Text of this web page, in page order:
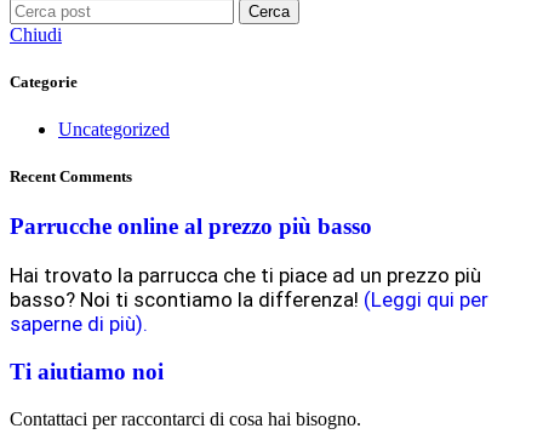
Cerca
Chiudi
Categorie
Uncategorized
Recent Comments
Parrucche online al prezzo più basso
Hai trovato la parrucca che ti piace ad un prezzo più
basso? Noi ti scontiamo la differenza! (Leggi qui per
saperne di più).
Ti aiutiamo noi
Contattaci per raccontarci di cosa hai bisogno.